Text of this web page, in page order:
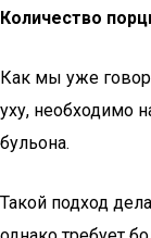
Количество
Как мы уже
уху, необходимо
бульона.
Такой подход